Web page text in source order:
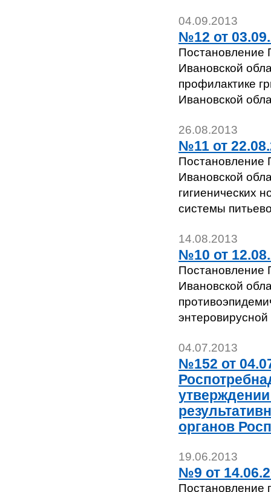
04.09.2013
№12 от
Постановление
Ивановской
профилактике
Ивановской
26.08.2013
№11 от
Постановление
Ивановской
гигиенических
системы
14.08.2013
№10 от
Постановление
Ивановской
04.07.2013
№152 от
органов
19.06.2013
№9 от
Постановление